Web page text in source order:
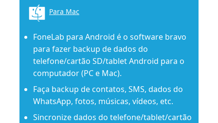
Para Mac
FoneLab para Android é o software bravo
para fazer backup de dados do
telefone/cartão SD/tablet Android para o
computador (PC e Mac).
Faça backup de contatos, SMS, dados do
WhatsApp, fotos, músicas, vídeos, etc.
Sincronize dados do telefone/tablet/cartão